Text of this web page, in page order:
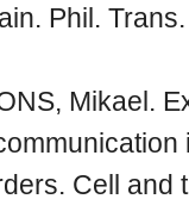
Phil.
Mikael.
Cell and